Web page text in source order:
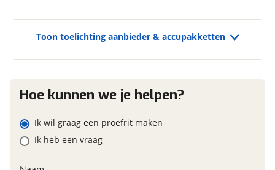
Elektrisch? Ja, E-bike
Toon toelichting aanbieder & accupakketten
Hoe kunnen we je helpen?
Ik wil graag een proefrit maken
Ik heb een vraag